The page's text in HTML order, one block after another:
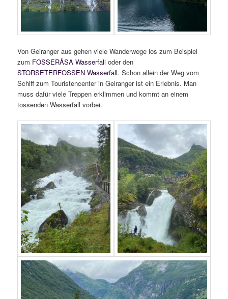
Von Geiranger aus gehen viele Wanderwege los zum Beispiel
zum FOSSERÅSA Wasserfall oder den
STORSETERFOSSEN Wasserfall. Schon allein der Weg vom
Schiff zum Touristencenter in Geiranger ist ein Erlebnis. Man
muss dafür viele Treppen erklimmen und kommt an einem
tossenden Wasserfall vorbei.